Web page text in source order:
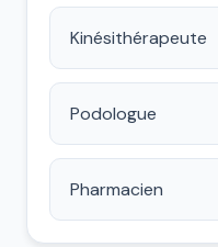
Kinésithérapeute
Podologue
Pharmacien